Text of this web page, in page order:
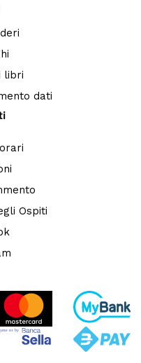
libri
dati
Ospiti